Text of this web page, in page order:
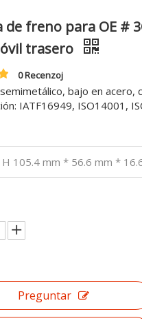
de freno para OE #
trasero
0 Recenzoj
bajo en acero,
IATF16949, ISO14001,
105.4 mm * 56.6 mm *
Preguntar